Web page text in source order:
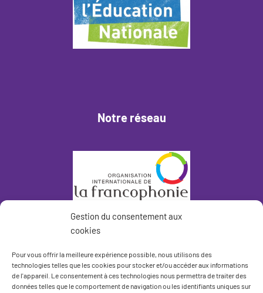
Gestion du consentement aux
cookies
Pour vous offrir la meilleure expérience possible, nous utilisons des
technologies telles que les cookies pour stocker et/ou accéder aux informations
de l'appareil. Le consentement à ces technologies nous permettra de traiter des
données telles que le comportement de navigation ou les identifiants uniques sur
Notre réseau